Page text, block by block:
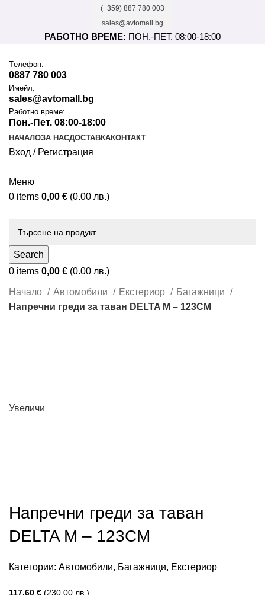
(+359) 887 780 003
sales@avtomall.bg
РАБОТНО ВРЕМЕ: ПОН.-ПЕТ. 08:00-18:00
Tелефон:
0887 780 003
Имейл:
sales@avtomall.bg
Работно време:
Пон.-Пет. 08:00-18:00
НАЧАЛОЗА НАСДОСТАВКАКОНТАКТ
Вход / Регистрация
Меню
0 items 0,00 € (0.00 лв.)
Search
0 items 0,00 € (0.00 лв.)
Начало Автомобили Екстериор
Багажници
Напречни греди за таван DELTA М – 123СМ
Увеличи
Напречни греди за таван
DELTA М – 123СМ
Категории: Автомобили, Багажници, Екстериор
117,60 € (230.00 лв.)